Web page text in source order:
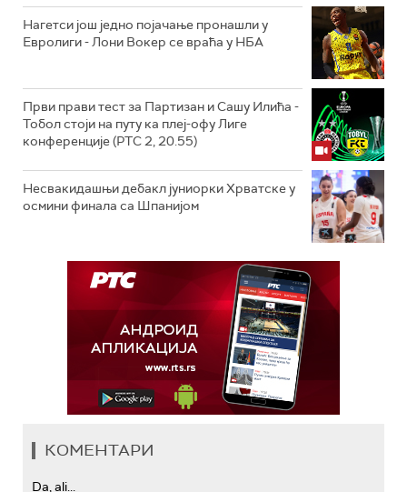
Нагетси још једно појачање пронашли у
Евролиги - Лони Вокер се враћа у НБА
Први прави тест за Партизан и Сашу Илића -
Тобол стоји на путу ка плеј-офу Лиге
конференције (РТС 2, 20.55)
Несвакидашњи дебакл јуниорки Хрватске у
осмини финала са Шпанијом
КОМЕНТАРИ
Da, ali...